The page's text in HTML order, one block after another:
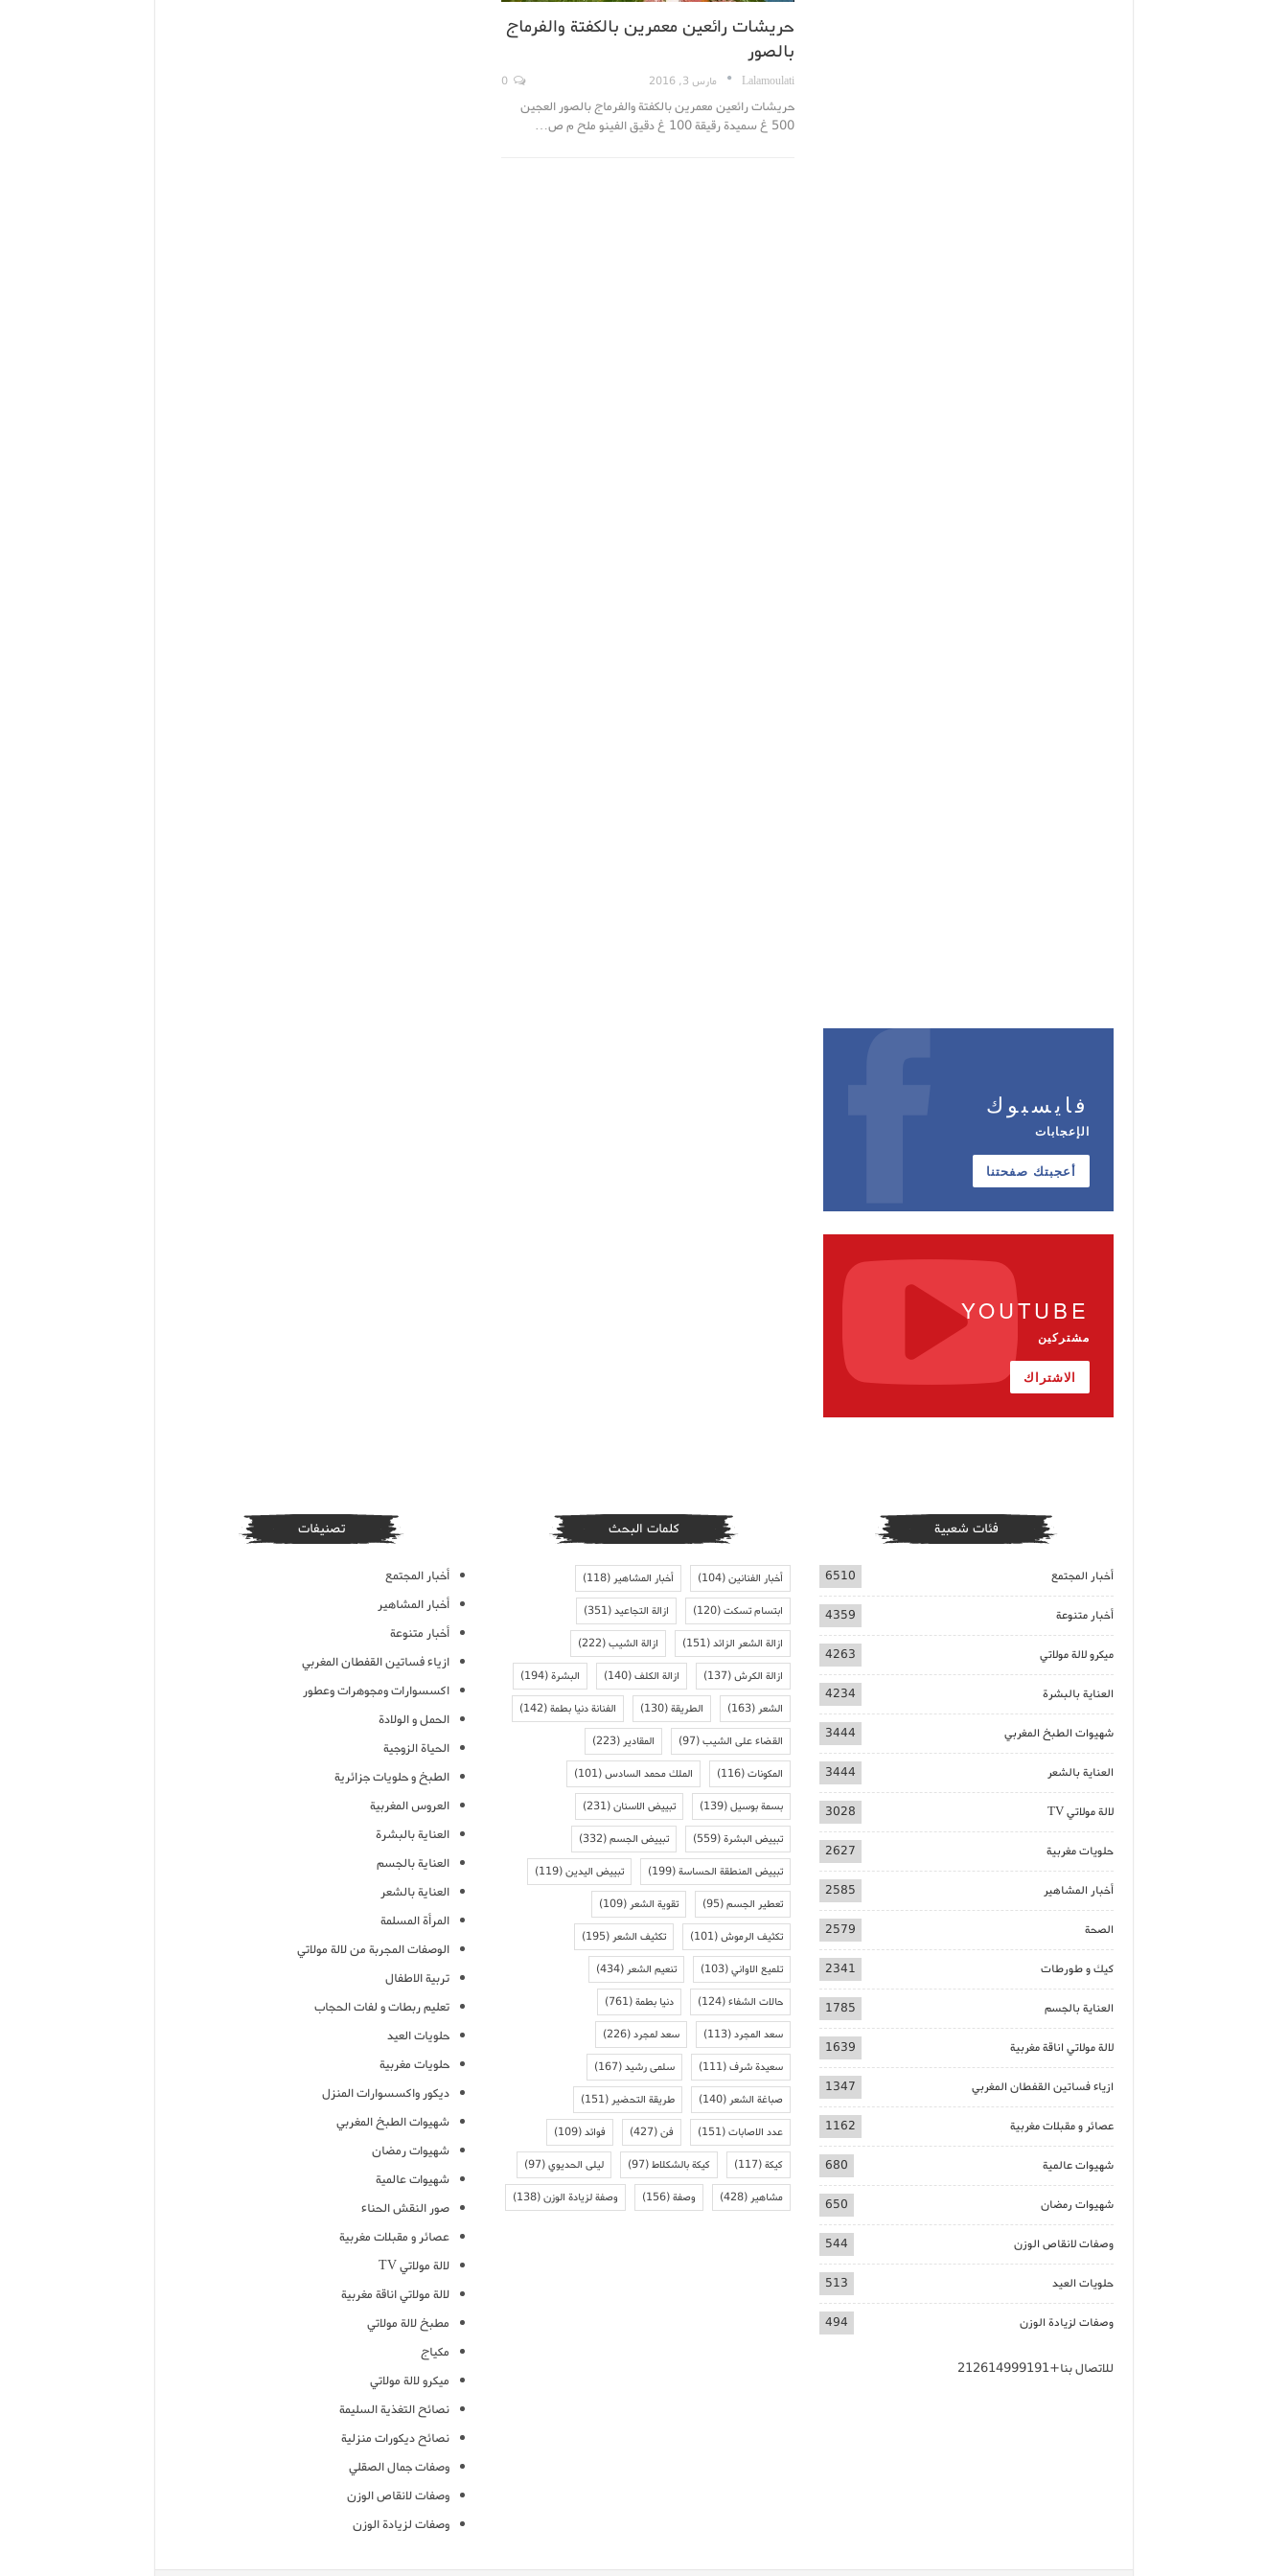
حريشات رائعين معمرين بالكفتة والفرماج
بالصور
Lalamoulati مارس 3, 2016
حريشات رائعين معمرين بالكفتة والفرماج بالصور العجين
500 غ سميدة رقيقة 100 غ دقيق الفينو ملح م ص…
فايسبوك
الإعجابات
أعجبتك صفحتنا
YOUTUBE
مشتركين
الاشتراك
فئات شعبية
أخبار المجتمع 6510
أخبار متنوعة 4359
ميكرو لالة مولاتي 4263
العناية بالبشرة 4234
شهيوات الطبخ المغربي 3444
العناية بالشعر 3444
لالة مولاتي TV 3028
حلويات مغربية 2627
أخبار المشاهير 2585
الصحة 2579
كيك و طورطات 2341
العناية بالجسم 1785
لالة مولاتي اناقة مغربية 1639
ازياء فساتين القفطان المغربي 1347
عصائر و مقبلات مغربية 1162
شهيوات عالمية 680
شهيوات رمضان 650
وصفات لانقاص الوزن 544
حلويات العيد 513
وصفات لزيادة الوزن 494
للاتصال بنا+212614999191
كلمات البحث
أخبار الفنانين(104) أخبار المشاهير(118)
ابتسام تسكت(120) ازالة التجاعيد(351)
ازالة الشعر الزائد(151) ازالة الشيب(222)
ازالة الكرش(137) ازالة الكلف(140) البشرة(194)
الشعر(163) الطريقة(130) الفنانة دنيا بطمة(142)
القضاء على الشيب(97) المقادير(223)
المكونات(116) الملك محمد السادس(101)
بسمة بوسيل(139) تبييض الاسنان(231)
تبييض البشرة(559) تبييض الجسم(332)
تبييض المنطقة الحساسة(199) تبييض اليدين(119)
تعطير الجسم(95) تقوية الشعر(109)
تكثيف الرموش(101) تكثيف الشعر(195)
تلميع الاواني(103) تنعيم الشعر(434)
حالات الشفاء(124) دنيا بطمة(761)
سعد المجرد(113) سعد لمجرد(226)
سعيدة شرف(111) سلمى رشيد(167)
صباغة الشعر(140) طريقة التحضير(151)
عدد الاصابات(151) فن(427) فوائد(109)
كيكة(117) كيكة بالشكلاط(97) ليلى الحديوي(97)
مشاهير(428) وصفة(156) وصفة لزيادة الوزن(138)
تصنيفات
أخبار المجتمع
أخبار المشاهير
أخبار متنوعة
ازياء فساتين القفطان المغربي
اكسسوارات ومجوهرات وعطور
الحمل و الولادة
الحياة الزوجية
الطبخ و حلويات جزائرية
العروس المغربية
العناية بالبشرة
العناية بالجسم
العناية بالشعر
المرأة المسلمة
الوصفات المجربة من لالة مولاتي
تربية الاطفال
تعليم ربطات و لفات الحجاب
حلويات العيد
حلويات مغربية
ديكور واكسسوارات المنزل
شهيوات الطبخ المغربي
شهيوات رمضان
شهيوات عالمية
صور النقش الحناء
عصائر و مقبلات مغربية
لالة مولاتي TV
لالة مولاتي اناقة مغربية
مطبخ لالة مولاتي
مكياج
ميكرو لالة مولاتي
نصائح التغذية السليمة
نصائح ديكورات منزلية
وصفات جمال الصقلي
وصفات لانقاص الوزن
وصفات لزيادة الوزن